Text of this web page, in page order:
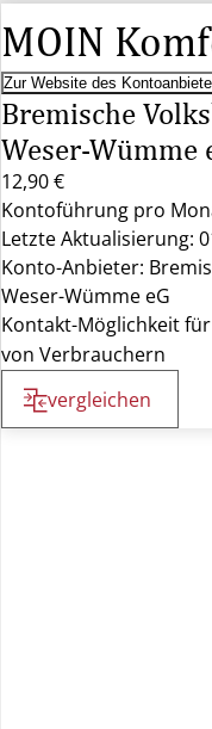
MOIN
Zur Website des
Bremische
Weser-Wümme
12,90 €
Kontoführung pro
Letzte Aktualisierung:
Konto-Anbieter:
Weser-Wümme eG
Kontakt-Möglichkeit
von Verbrauchern
vergleichen